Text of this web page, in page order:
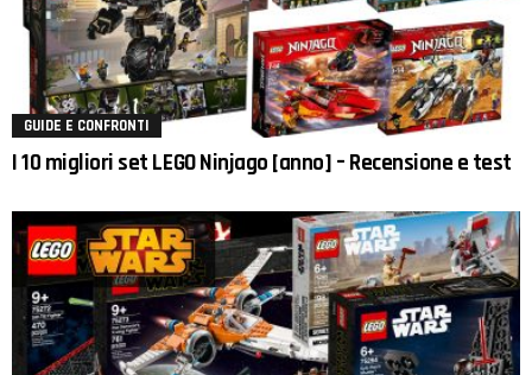
GUIDE E CONFRONTI
I 10 migliori set LEGO Ninjago [anno] – Recensione e test